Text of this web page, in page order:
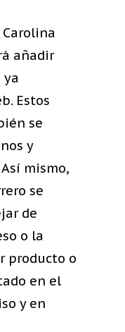
añadir
ya
Estos
se
y
mismo,
se
de
o la
producto o
en el
y en